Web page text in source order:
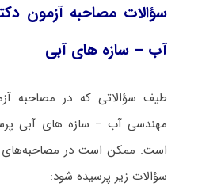
سؤالات مصاحبه آزمون
آب – سازه ‌های آبی
طیف سؤالاتی که در مصاحبه
مهندسی آب – سازه ‌های آبی
است. ممکن است در مصاحبه‌های
سؤالات زیر پرسیده شود: